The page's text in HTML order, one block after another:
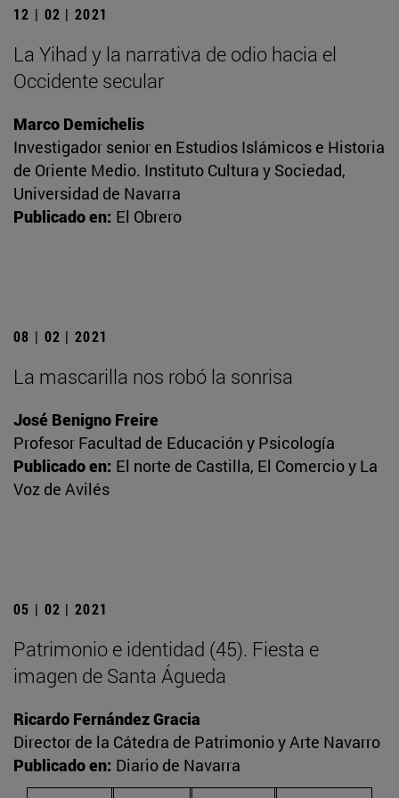
12 | 02 | 2021
La Yihad y la narrativa de odio hacia el
Occidente secular
Marco Demichelis
Investigador senior en Estudios Islámicos e Historia
de Oriente Medio. Instituto Cultura y Sociedad,
Universidad de Navarra
Publicado en: El Obrero
08 | 02 | 2021
La mascarilla nos robó la sonrisa
José Benigno Freire
Profesor Facultad de Educación y Psicología
Publicado en: El norte de Castilla, El Comercio y La
Voz de Avilés
05 | 02 | 2021
Patrimonio e identidad (45). Fiesta e
imagen de Santa Águeda
Ricardo Fernández Gracia
Director de la Cátedra de Patrimonio y Arte Navarro
Publicado en: Diario de Navarra